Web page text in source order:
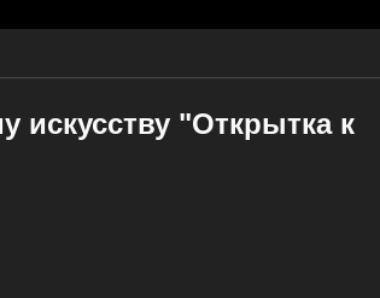
искусству "Открытка к